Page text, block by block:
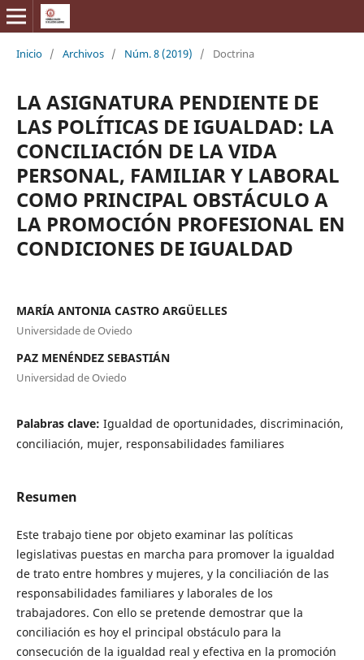
Inicio / Archivos / Núm. 8 (2019) / Doctrina
LA ASIGNATURA PENDIENTE DE
LAS POLÍTICAS DE IGUALDAD: LA
CONCILIACIÓN DE LA VIDA
PERSONAL, FAMILIAR Y LABORAL
COMO PRINCIPAL OBSTÁCULO A
LA PROMOCIÓN PROFESIONAL EN
CONDICIONES DE IGUALDAD
MARÍA ANTONIA CASTRO ARGÜELLES
Universidade de Oviedo
PAZ MENÉNDEZ SEBASTIÁN
Universidad de Oviedo
Palabras clave: Igualdad de oportunidades, discriminación,
conciliación, mujer, responsabilidades familiares
Resumen
Este trabajo tiene por objeto examinar las políticas
legislativas puestas en marcha para promover la igualdad
de trato entre hombres y mujeres, y la conciliación de las
responsabilidades familiares y laborales de los
trabajadores. Con ello se pretende demostrar que la
conciliación es hoy el principal obstáculo para la
consecución de la igualdad real y efectiva en la promoción